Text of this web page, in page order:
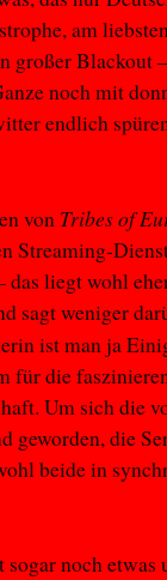
am
großer Blackout
noch mit
endlich
von Tribes of
Streaming-
liegt wohl
sagt weniger
ist man ja
für die
Um sich die
geworden, die
beide in
noch etwas